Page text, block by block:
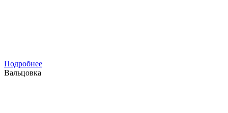
Подробнее
Вальцовка